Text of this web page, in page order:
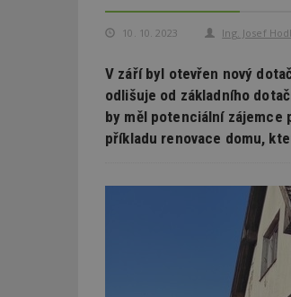
10. 10. 2023 Ing. Josef
V září byl otevřen nový
odlišuje od základního
by měl potenciální zájemce
příkladu renovace domu,